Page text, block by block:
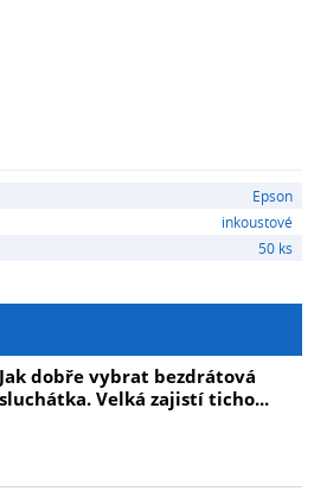
Epson
inkoustové
50 ks
Jak dobře vybrat bezdrátová
sluchátka. Velká zajistí ticho...